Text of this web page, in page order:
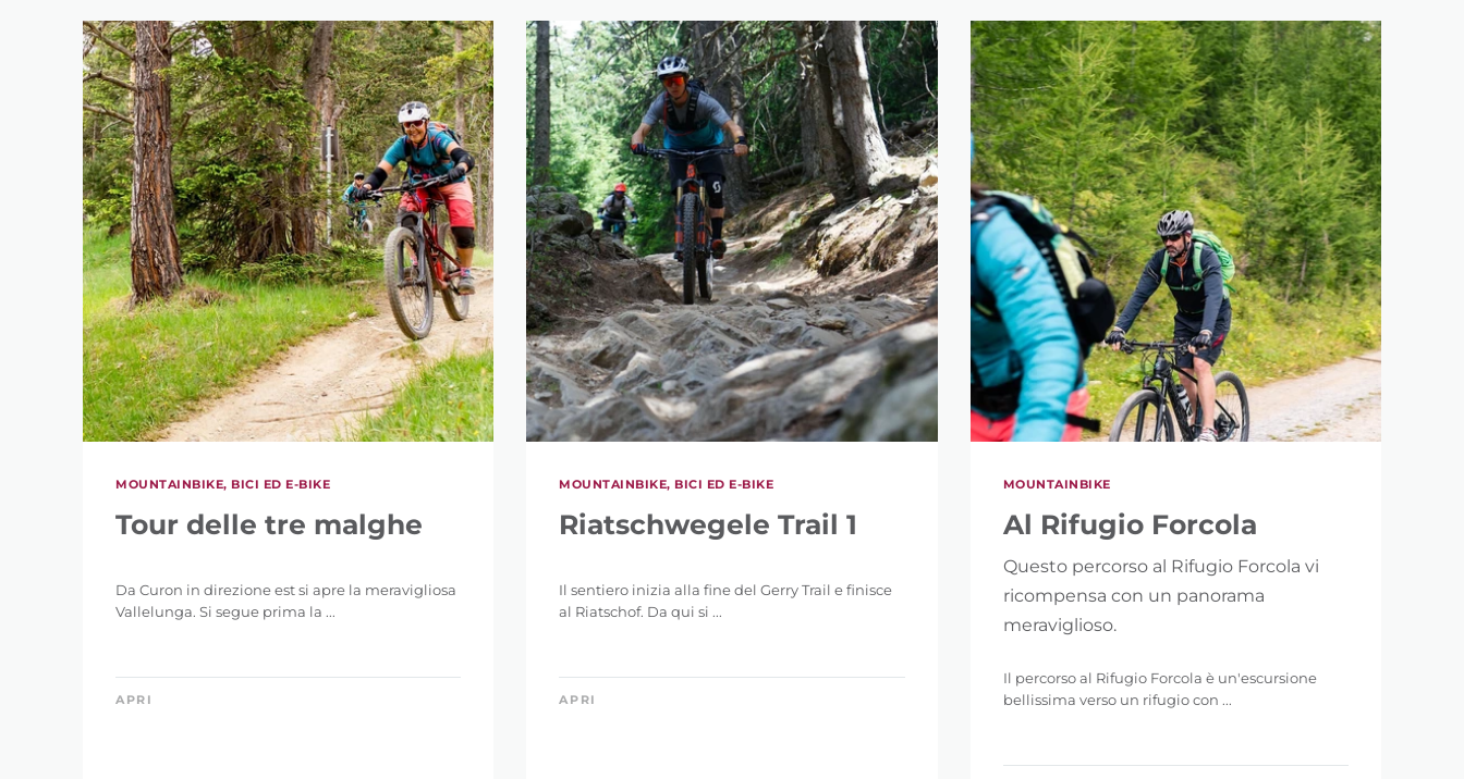
MOUNTAINBIKE, BICI ED E-BIKE
Tour delle tre malghe
Da Curon in direzione est si apre la meravigliosa
Vallelunga. Si segue prima la ...
APRI
MOUNTAINBIKE, BICI ED E-BIKE
Riatschwegele Trail 1
Il sentiero inizia alla fine del Gerry Trail e finisce
al Riatschof. Da qui si ...
APRI
MOUNTAINBIKE
Al Rifugio Forcola
Questo percorso al Rifugio Forcola vi
ricompensa con un panorama
meraviglioso.
Il percorso al Rifugio Forcola è un'escursione
bellissima verso un rifugio con ...